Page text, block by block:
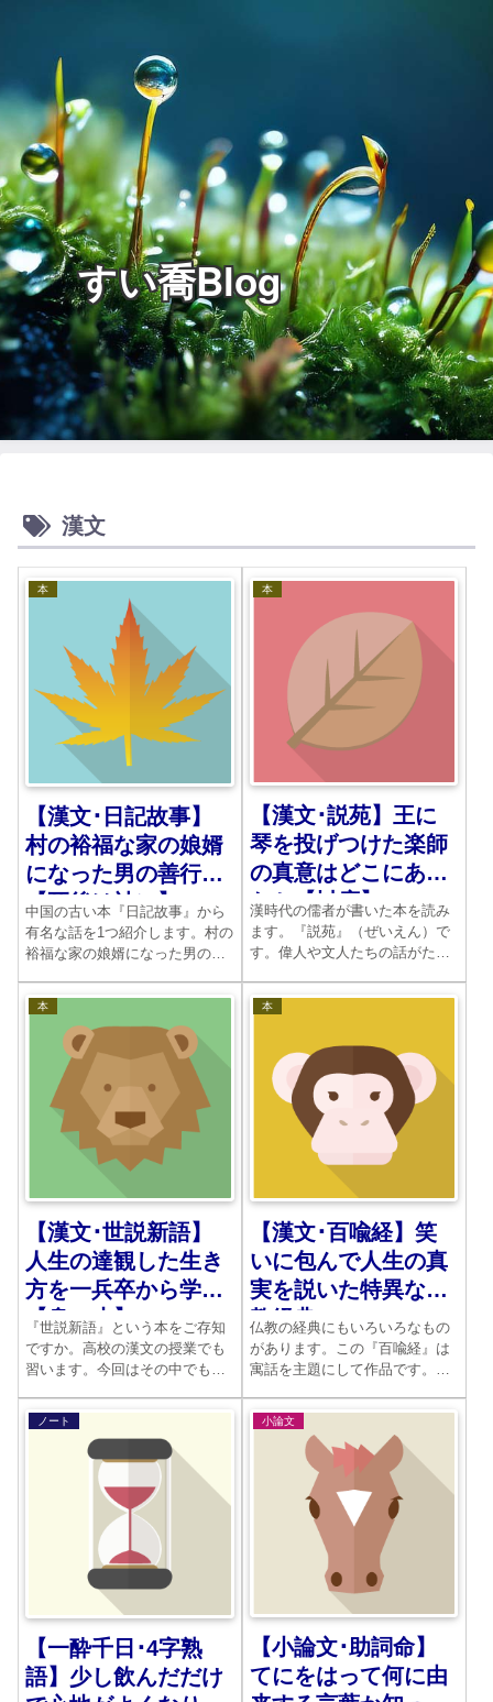
すい喬Blog
漢文
本
【漢文･日記故事】
村の裕福な家の娘婿
になった男の善行
【死後は神に】
中国の古い本『日記故事』から
有名な話を1つ紹介します。村の
裕福な家の娘婿になった男の話
かその家の直系の1人息子につが
せるため、あらゆる努力をしま
す。それが無事にうまくいった
後、神になったのです。
本
【漢文･説苑】王に
琴を投げつけた楽師
の真意はどこにあっ
たか【忖度】
漢時代の儒者が書いた本を読み
ます。『説苑』（ぜいえん）で
す。偉人や文人たちの話がたく
だ人間は行動もスケールが大き
いです。それを理解する王の存
れています。
本
【漢文･世説新語】
人生の達観した生き
方を一兵卒から学ぶ
【身の丈】
『世説新語』という本をご存知
ですか。高校の漢文の授業でも
習います。今回はその中でもよ
です。命を狙われている人を助
けるために、お酒を飲み、酔っ
払ったフリをして、わざとここ
にお尋ね者がいると叫んだので
す。その結末は。
本
【漢文･百喩経】笑
いに包んで人生の真
実を説いた特異な仏
教経典
仏教の経典にもいろいろなもの
があります。この『百喩経』は
寓話を主題にして作品です。最
まいますが、その後で人生の教
訓を学ぶのです。ユニークな古
代インドの話が満載されていま
ノート
【一酔千日･4字熟
語】少し飲んだだけ
小論文
【小論文･助詞命】
てにをはって何に由